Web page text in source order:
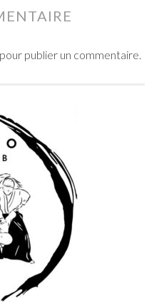
pour publier un commentaire.